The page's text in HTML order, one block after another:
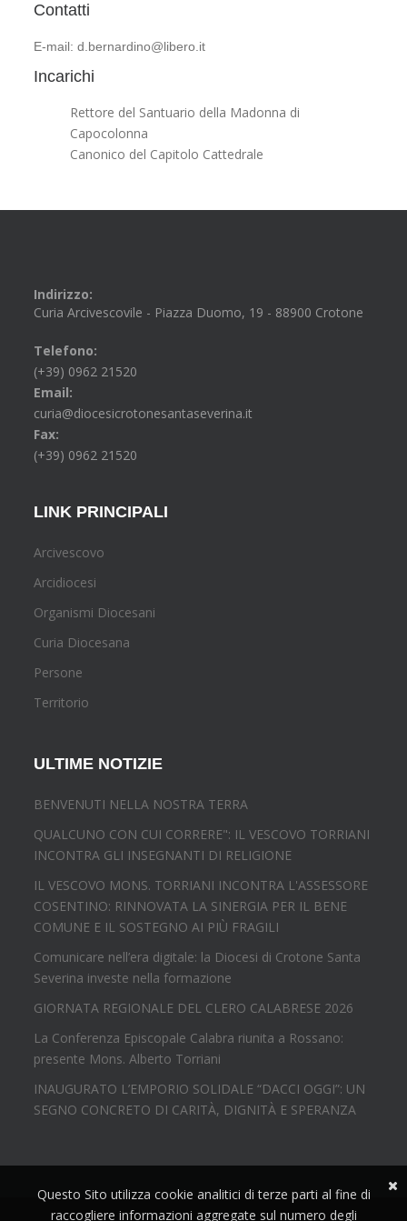
Contatti
E-mail: d.bernardino@libero.it
Incarichi
Rettore del Santuario della Madonna di
Capocolonna
Canonico del Capitolo Cattedrale
Indirizzo:
Curia Arcivescovile - Piazza Duomo, 19 - 88900 Crotone
Telefono:
(+39) 0962 21520
Email:
curia@diocesicrotonesantaseverina.it
Fax:
(+39) 0962 21520
LINK PRINCIPALI
Arcivescovo
Arcidiocesi
Organismi Diocesani
Curia Diocesana
Persone
Territorio
ULTIME NOTIZIE
BENVENUTI NELLA NOSTRA TERRA
QUALCUNO CON CUI CORRERE": IL VESCOVO TORRIANI
INCONTRA GLI INSEGNANTI DI RELIGIONE
IL VESCOVO MONS. TORRIANI INCONTRA L'ASSESSORE
COSENTINO: RINNOVATA LA SINERGIA PER IL BENE
COMUNE E IL SOSTEGNO AI PIÙ FRAGILI
Comunicare nell’era digitale: la Diocesi di Crotone Santa
Severina investe nella formazione
GIORNATA REGIONALE DEL CLERO CALABRESE 2026
La Conferenza Episcopale Calabra riunita a Rossano:
presente Mons. Alberto Torriani
INAUGURATO L’EMPORIO SOLIDALE “DACCI OGGI”: UN
SEGNO CONCRETO DI CARITÀ, DIGNITÀ E SPERANZA
Questo Sito utilizza cookie analitici di terze parti al fine di
raccogliere informazioni aggregate sul numero degli